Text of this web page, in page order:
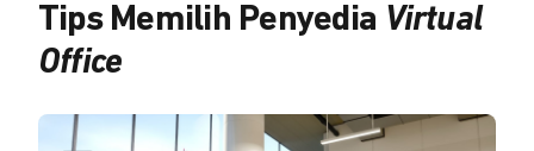
Tips Memilih Penyedia Virtual
Office